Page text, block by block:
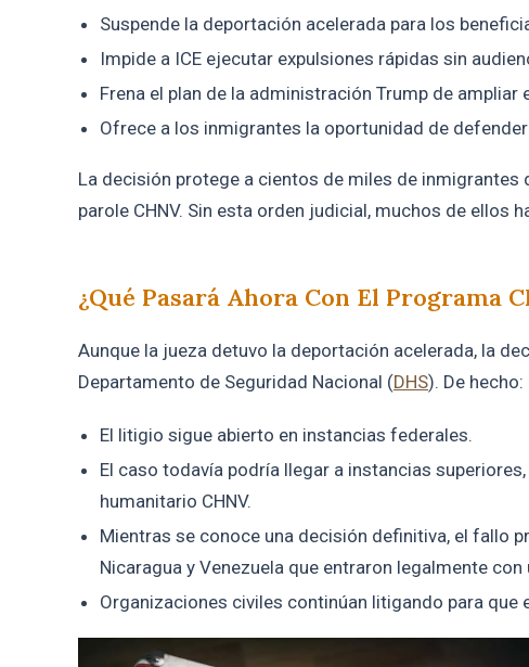
Suspende la deportación acelerada para los
Impide a ICE ejecutar expulsiones rápidas sin
Frena el plan de la administración Trump de
Ofrece a los inmigrantes la oportunidad de
La decisión protege a cientos de miles de inmigrantes
parole CHNV. Sin esta orden judicial, muchos de ellos
¿Qué Pasará Ahora Con El Programa
Aunque la jueza detuvo la deportación acelerada, la
Departamento de Seguridad Nacional (DHS). De hecho:
El litigio sigue abierto en instancias federales.
El caso todavía podría llegar a instancias
humanitario CHNV.
Mientras se conoce una decisión definitiva, el fallo
Nicaragua y Venezuela que entraron legalmente
Organizaciones civiles continúan litigando para